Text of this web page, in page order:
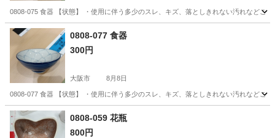
0808-075 食器 【状態】 ・使用に伴う多少のスレ、キズ、落としきれない汚れなど
大阪 大阪市 現地
0808-077 食器
300円
大阪市 8月8日
0808-077 食器 【状態】 ・使用に伴う多少のスレ、キズ、落としきれない汚れなど
大阪 大阪市 現地
0808-059 花瓶
800円